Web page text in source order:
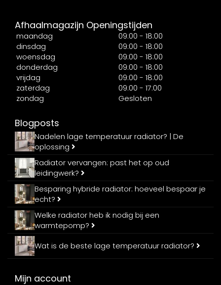
Afhaalmagazijn Openingstijden
maandag
09:00 - 18:00
dinsdag
09:00 - 18:00
woensdag
09:00 - 18:00
donderdag
09:00 - 18:00
vrijdag
09:00 - 18:00
zaterdag
09:00 - 17:00
zondag
Gesloten
Blogposts
Nadelen lage temperatuur radiator? | De
oplossing
Radiator vervangen: past het op oud
leidingwerk?
Besparing hybride radiator: hoeveel bespaar je
echt?
Welke radiator heb ik nodig bij een
warmtepomp?
Wat is de beste lage temperatuur radiator?
Mijn account